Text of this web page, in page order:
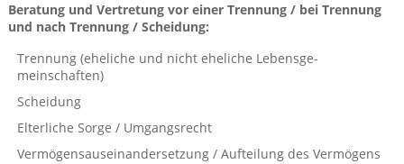
Beratung und Vertretung vor einer Trennung / bei Trennung
und nach Trennung / Scheidung:
Trennung (eheliche und nicht eheliche Lebens­ge­
meinschaften)
Scheidung
Elterliche Sorge / Umgangsrecht
Vermögensauseinandersetzung / Aufteilung des Vermögens